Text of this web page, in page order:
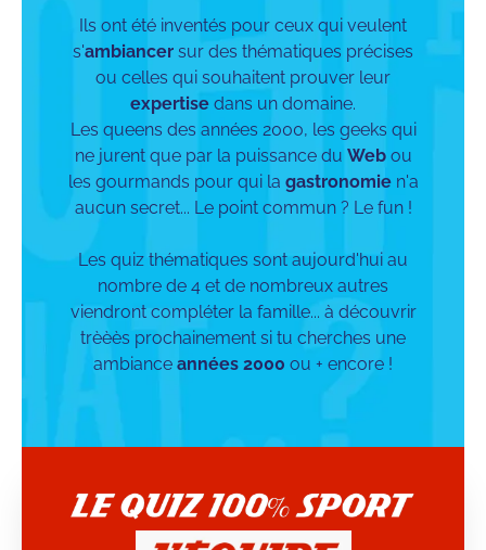
Ils ont été inventés pour ceux qui veulent
s'ambiancer sur des thématiques précises
ou celles qui souhaitent prouver leur
expertise dans un domaine.
Les queens des années 2000, les geeks qui
ne jurent que par la puissance du Webou
les gourmands pour qui la gastronomien'a
aucun secret... Le point commun ? Le fun !
Les quiz thématiques sont aujourd'hui au
nombre de 4 et de nombreux autres
viendront compléter la famille... à découvrir
trèèès prochainement si tu cherches une
ambiance années 2000 ou + encore !